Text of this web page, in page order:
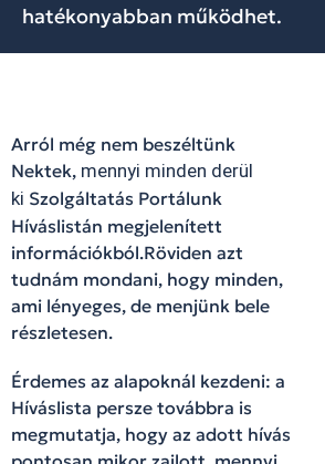
hatékonyabban működhet.
Arról még nem beszéltünk
Nektek, mennyi minden derül
ki Szolgáltatás Portálunk
Híváslistán megjelenített
információkból.Röviden azt
tudnám mondani, hogy minden,
ami lényeges, de menjünk bele
részletesen.
Érdemes az alapoknál kezdeni: a
Híváslista persze továbbra is
megmutatja, hogy az adott hívás